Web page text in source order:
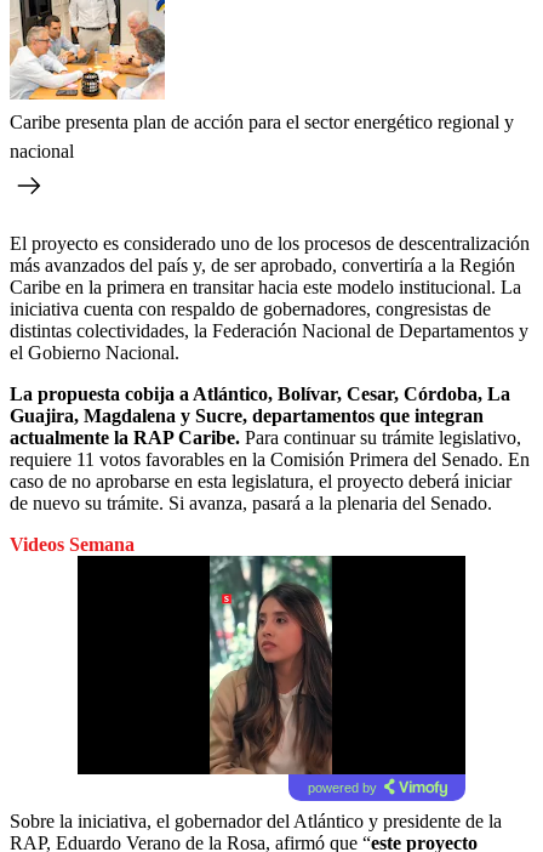
Caribe presenta plan de acción para el sector energético regional y
nacional
El proyecto es considerado uno de los procesos de descentralización
más avanzados del país y, de ser aprobado, convertiría a la Región
Caribe en la primera en transitar hacia este modelo institucional. La
iniciativa cuenta con respaldo de gobernadores, congresistas de
distintas colectividades, la Federación Nacional de Departamentos y
el Gobierno Nacional.
La propuesta cobija a Atlántico, Bolívar, Cesar, Córdoba, La
Guajira, Magdalena y Sucre, departamentos que integran
actualmente la RAP Caribe. Para continuar su trámite legislativo,
requiere 11 votos favorables en la Comisión Primera del Senado. En
caso de no aprobarse en esta legislatura, el proyecto deberá iniciar
de nuevo su trámite. Si avanza, pasará a la plenaria del Senado.
Videos Semana
powered by
Sobre la iniciativa, el gobernador del Atlántico y presidente de la
RAP, Eduardo Verano de la Rosa, afirmó que “este proyecto